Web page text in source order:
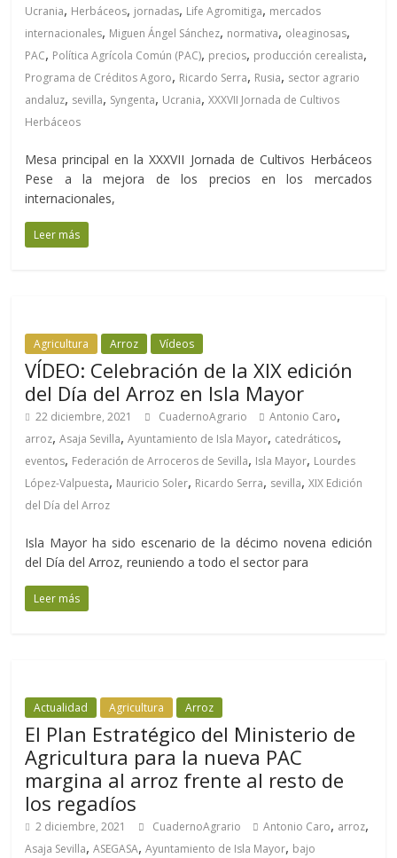
Ucrania, Herbáceos, jornadas, Life Agromitiga, mercados
internacionales, Miguen Ángel Sánchez, normativa, oleaginosas,
PAC, Política Agrícola Común (PAC), precios, producción cerealista,
Programa de Créditos Agoro, Ricardo Serra, Rusia, sector agrario
andaluz, sevilla, Syngenta, Ucrania,XXXVII Jornada de Cultivos
Herbáceos
Mesa principal en la XXXVII Jornada de Cultivos Herbáceos
Pese a la mejora de los precios en los mercados
internacionales,
Leer más
Agricultura Arroz Vídeos
VÍDEO: Celebración de la XIX edición
del Día del Arroz en Isla Mayor
22 diciembre, 2021 CuadernoAgrario Antonio Caro,
arroz,Asaja Sevilla,Ayuntamiento de Isla Mayor, catedráticos,
eventos, Federación de Arroceros de Sevilla, Isla Mayor, Lourdes
López-Valpuesta, Mauricio Soler, Ricardo Serra, sevilla,XIX Edición
del Día del Arroz
Isla Mayor ha sido escenario de la décimo novena edición
del Día del Arroz, reuniendo a todo el sector para
Leer más
Actualidad Agricultura Arroz
El Plan Estratégico del Ministerio de
Agricultura para la nueva PAC
margina al arroz frente al resto de
los regadíos
2 diciembre, 2021 CuadernoAgrario Antonio Caro, arroz,
Asaja Sevilla,ASEGASA,Ayuntamiento de Isla Mayor, bajo